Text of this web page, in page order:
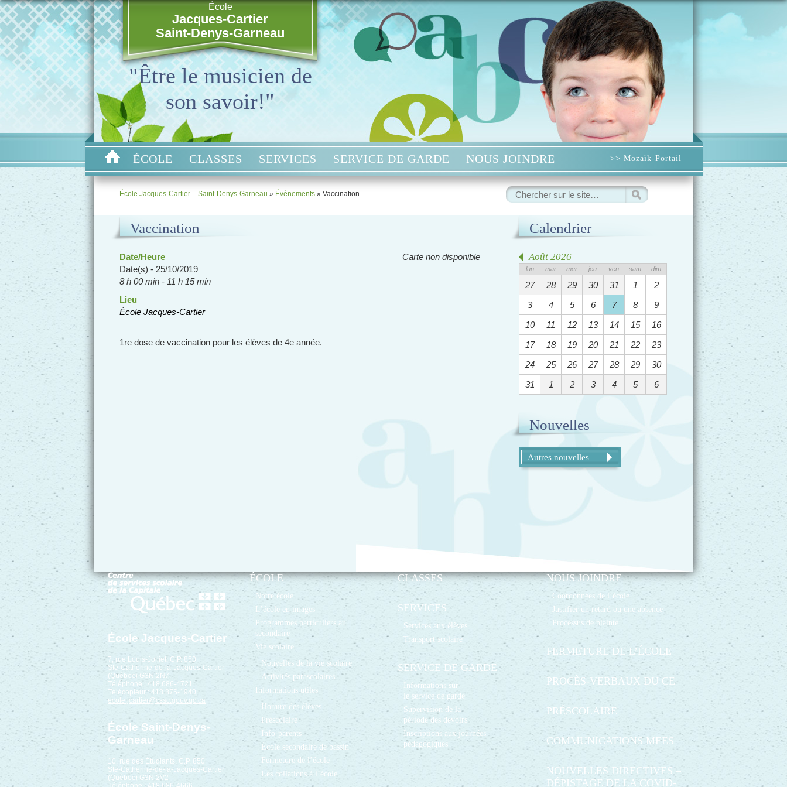
École
Jacques-Cartier
Saint-Denys-Garneau
"Être le musicien de
son savoir!"
ÉCOLE CLASSES SERVICES SERVICE DE GARDE NOUS JOINDRE >> Mozaïk-Portail
École Jacques-Cartier – Saint-Denys-Garneau » Évènements » Vaccination
Rechercher
:
Vaccination
Carte non disponible
Date/Heure
Date(s) - 25/10/2019
8 h 00 min - 11 h 15 min
Lieu
École Jacques-Cartier
1re dose de vaccination pour les élèves de 4e année.
Calendrier
◀ Août 2026
lun mar mer jeu ven sam dim
27 28 29 30 31 1
2
3
4 5 6 7 8
9
10
11 12 13 14 15
16
17
18 19 20 21 22
23
24
25 26 27 28 29
30
31
1 2 3 4 5 6
Nouvelles
Autres nouvelles
École Jacques-Cartier
7, rue Louis-Jolliet, C.P. 850
Ste-Catherine-de-la-Jacques-Cartier
(Québec) G3N 2N7
Téléphone : 418 686-4721
Télécopieur : 418 875-1940
ecole.jcartier@cssc.gouv.qc.ca
École Saint-Denys-
Garneau
10, rue des Étudiants, C.P. 850
Ste-Catherine-de-la-Jacques-Cartier
(Québec) G3N 2V2
ÉCOLE
Notre école
L’école en images
Programmes particuliers au
secondaire
Vie scolaire
Nouvelles de la vie scolaire
Activités parascolaires
Informations utiles
Horaire des élèves
Préscolaire
Info-parents
École secondaire de bassin
Fermeture de l’école
Les collations à l’école
CLASSES
SERVICES
Services aux élèves
Transport scolaire
SERVICE DE GARDE
Informations sur
le service de garde
Supervision de la
période des devoirs
Inscriptions aux journées
pédagogiques
NOUS JOINDRE
Coordonnées de l’école
Justifier un retard ou une absence
Processus de plainte
FERMETURE DE L’ÉCOLE
PROCÈS-VERBAUX DU CE
PRÉSCOLAIRE
COMMUNICATIONS MEES
NOUVELLES DIRECTIVES –
DÉPISTAGE DE LA COVID-